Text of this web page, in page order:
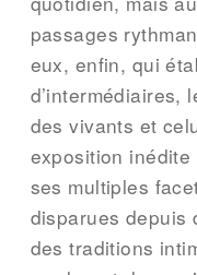
passages
eux, enfin, qui
d’intermédiaires,
des vivants et
exposition
ses multiples
disparues depuis
des traditions